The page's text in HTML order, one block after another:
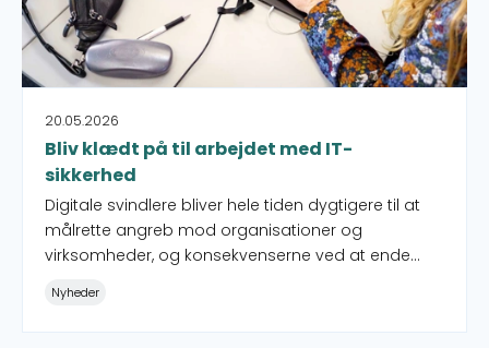
20.05.2026
Bliv klædt på til arbejdet med IT-
sikkerhed
Digitale svindlere bliver hele tiden dygtigere til at
målrette angreb mod organisationer og
virksomheder, og konsekvenserne ved at ende
Nyheder